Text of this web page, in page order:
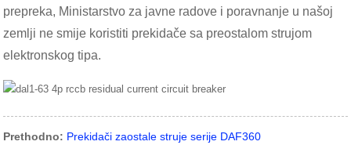
prepreka, Ministarstvo za javne radove i poravnanje u našoj
zemlji ne smije koristiti prekidače sa preostalom strujom
elektronskog tipa.
Prethodno: Prekidači zaostale struje serije DAF360